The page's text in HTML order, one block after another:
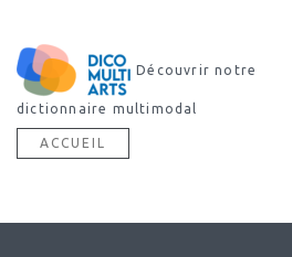
Découvrir notre
dictionnaire multimodal
ACCUEIL